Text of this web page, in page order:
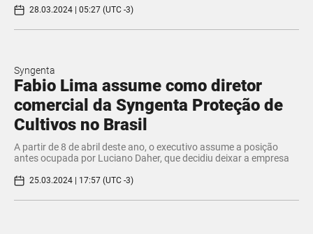
28.03.2024 | 05:27 (UTC -3)
Syngenta
Fabio Lima assume como diretor
comercial da Syngenta Proteção de
Cultivos no Brasil
A partir de 8 de abril deste ano, o executivo assume a posição
antes ocupada por Luciano Daher, que decidiu deixar a empresa
25.03.2024 | 17:57 (UTC -3)